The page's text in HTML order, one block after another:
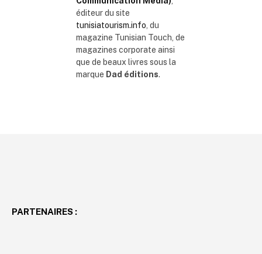
éditeur du site
tunisiatourism.info , du
magazine Tunisian Touch, de
magazines corporate ainsi
que de beaux livres sous la
marque Dad éditions.
PARTENAIRES :